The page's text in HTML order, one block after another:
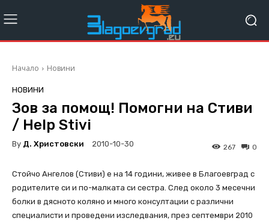
Начало Новини
НОВИНИ
Зов за помощ! Помогни на Стиви
/ Help Stivi
By Д. Христовски 2010-10-30 0
267
Стойчо Ангелов (Стиви) е на 14 години, живее в Благоевград с
родителите си и по-малката си сестра. След около 3 месечни
болки в дясното коляно и много консултации с различни
специалисти и проведени изследвания, през септември 2010